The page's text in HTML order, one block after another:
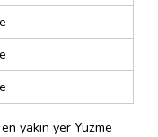
en yakın yer Yüzme